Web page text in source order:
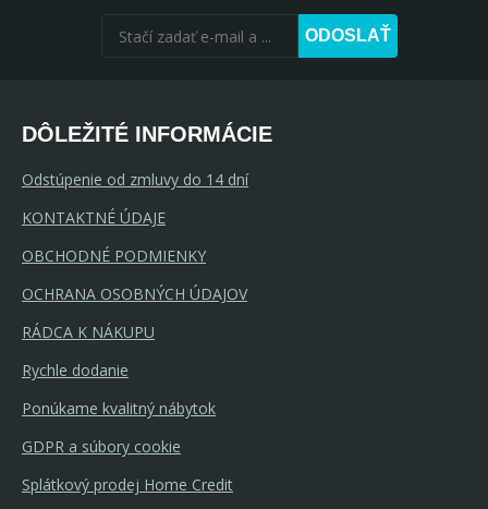
ODOSLAŤ
DÔLEŽITÉ INFORMÁCIE
Odstúpenie od zmluvy do 14 dní
KONTAKTNÉ ÚDAJE
OBCHODNÉ PODMIENKY
OCHRANA OSOBNÝCH ÚDAJOV
RÁDCA K NÁKUPU
Rychle dodanie
Ponúkame kvalitný nábytok
GDPR a súbory cookie
Splátkový prodej Home Credit